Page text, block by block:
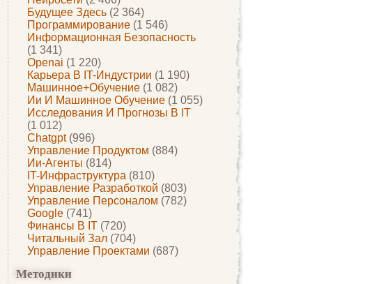
Будущее Здесь (2 364)
Программирование (1 546)
Информационная Безопасность
(1 341)
Openai (1 220)
Карьера В IT-Индустрии (1 190)
Машинное+обучение (1 082)
Ии И Машинное Обучение (1 055)
Исследования И Прогнозы В IT
(1 012)
Chatgpt(996)
Управление Продуктом (884)
Ии-Агенты (814)
IT-Инфраструктура (810)
Управление Разработкой (803)
Управление Персоналом (782)
Google (741)
Финансы В IT (720)
Читальный Зал (704)
Управление Проектами (687)
Методики